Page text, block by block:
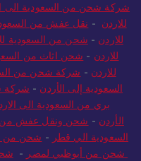
شركة شحن من السعودية الى
للاردن - نقل عفش من
للاردن - شحن من السعودية
للاردن - شحن اثاث من
للاردن - شركة شحن من
السعودية إلى الأردن - شركة
بري من السعودية الى
الأردن - شحن ونقل عفش من
السعودية الي قطر - شحن من
شحن من أبوظبي لمصر -